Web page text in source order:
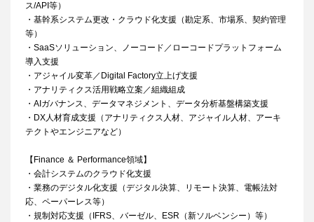
ス/API等）
・基幹系システム更改・クラウド化支援（勘定系、市場系、契約管理
等）
・SaaSソリューション、ノーコード／ローコードプラットフォーム
導入支援
・アジャイル変革／Digital Factory立上げ支援
・アナリティクス活用戦略立案／組織組成
・AIガバナンス、データマネジメント、データ分析基盤構築支援
・DX人材育成支援（アナリティクス人材、アジャイル人材、アーキ
テクトやエンジニアなど）
【Finance ＆ Performance領域】
・会計システムのクラウド化支援
・業務のデジタル化支援（デジタル決算、リモート決算、電帳法対
応、ペーパーレス等）
・規制対応支援（IFRS、バーゼル、ESR（新ソルベンシー）等）